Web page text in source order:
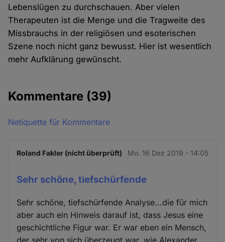
Lebenslügen zu durchschauen. Aber vielen
Therapeuten ist die Menge und die Tragweite des
Missbrauchs in der religiösen und esoterischen
Szene noch nicht ganz bewusst. Hier ist wesentlich
mehr Aufklärung gewünscht.
Kommentare (39)
Netiquette für Kommentare
Roland Fakler (nicht überprüft) Mo. 16 Dez 2019 - 14:05
Sehr schöne, tiefschürfende
Sehr schöne, tiefschürfende Analyse...die für mich
aber auch ein Hinweis darauf ist, dass Jesus eine
geschichtliche Figur war. Er war eben ein Mensch,
der sehr von sich überzeugt war, wie Alexander